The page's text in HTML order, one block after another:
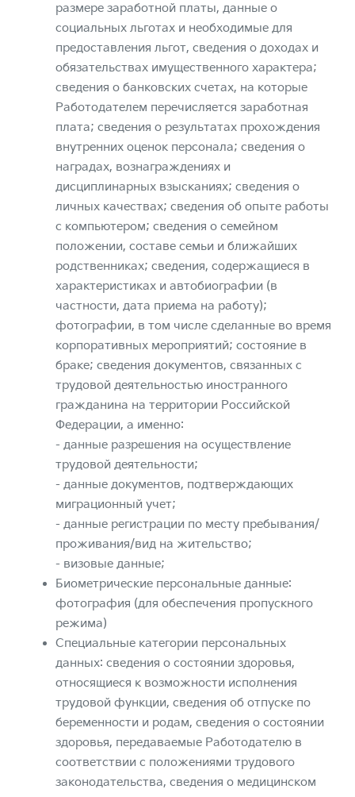
размере заработной платы, данные о
социальных льготах и необходимые для
предоставления льгот, сведения о доходах и
обязательствах имущественного характера;
сведения о банковских счетах, на которые
Работодателем перечисляется заработная
плата; сведения о результатах прохождения
внутренних оценок персонала; сведения о
наградах, вознаграждениях и
дисциплинарных взысканиях; сведения о
личных качествах; сведения об опыте работы
с компьютером; сведения о семейном
положении, составе семьи и ближайших
родственниках; сведения, содержащиеся в
характеристиках и автобиографии (в
частности, дата приема на работу);
фотографии, в том числе сделанные во время
корпоративных мероприятий; состояние в
браке; сведения документов, связанных с
трудовой деятельностью иностранного
гражданина на территории Российской
Федерации, а именно:
- данные разрешения на осуществление
трудовой деятельности;
- данные документов, подтверждающих
миграционный учет;
- данные регистрации по месту пребывания/
проживания/вид на жительство;
- визовые данные;
Биометрические персональные данные:
фотография (для обеспечения пропускного
режима)
Специальные категории персональных
данных: сведения о состоянии здоровья,
относящиеся к возможности исполнения
трудовой функции, сведения об отпуске по
беременности и родам, сведения о состоянии
здоровья, передаваемые Работодателю в
соответствии с положениями трудового
законодательства, сведения о медицинском